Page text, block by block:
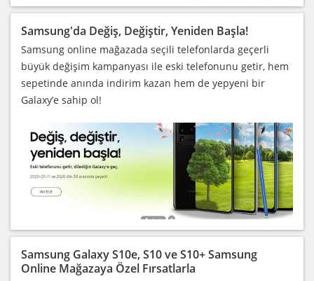
Samsung'da Değiş, Değiştir, Yeniden Başla!
Samsung online mağazada seçili telefonlarda geçerli
büyük değişim kampanyası ile eski telefonunu getir, hem
sepetinde anında indirim kazan hem de yepyeni bir
Galaxy’e sahip ol!
Samsung Galaxy S10e, S10 ve S10+ Samsung
Online Mağazaya Özel Fırsatlarla